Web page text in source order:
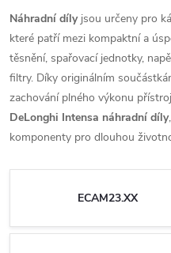
Náhradní dílyjsou určeny pro
které patří mezi kompaktní a
těsnění, spařovací jednotky,
filtry. Díky originálním
zachování plného výkonu
DeLonghi Intensa náhradní díly
komponenty pro dlouhou
ECAM23.XX